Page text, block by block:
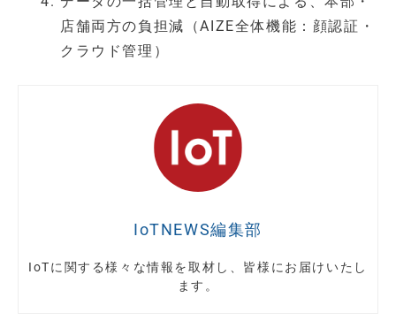
店舗両方の負担減（AIZE全体機能：顔認証・
クラウド管理）
IoTNEWS編集部
IoTに関する様々な情報を取材し、皆様にお届けいたし
ます。